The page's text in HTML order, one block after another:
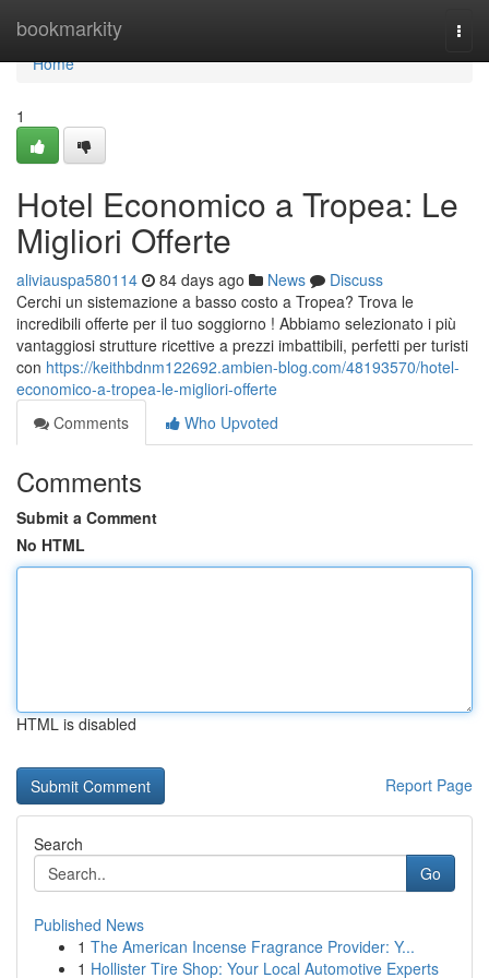
bookmarkity
Home
Home
1
Hotel Economico a Tropea: Le
Migliori Offerte
aliviauspa580114 84 days ago News
Discuss
Cerchi un sistemazione a basso costo a Tropea? Trova le
incredibili offerte per il tuo soggiorno ! Abbiamo selezionato i più
vantaggiosi strutture ricettive a prezzi imbattibili, perfetti per turisti
con https://keithbdnm122692.ambien-blog.com/48193570/hotel-
economico-a-tropea-le-migliori-offerte
Comments
Who Upvoted
Comments
Submit a Comment
No HTML
HTML is disabled
Report Page
Search
Go
Published News
1 The American Incense Fragrance Provider: Y...
1 Hollister Tire Shop: Your Local Automotive Experts